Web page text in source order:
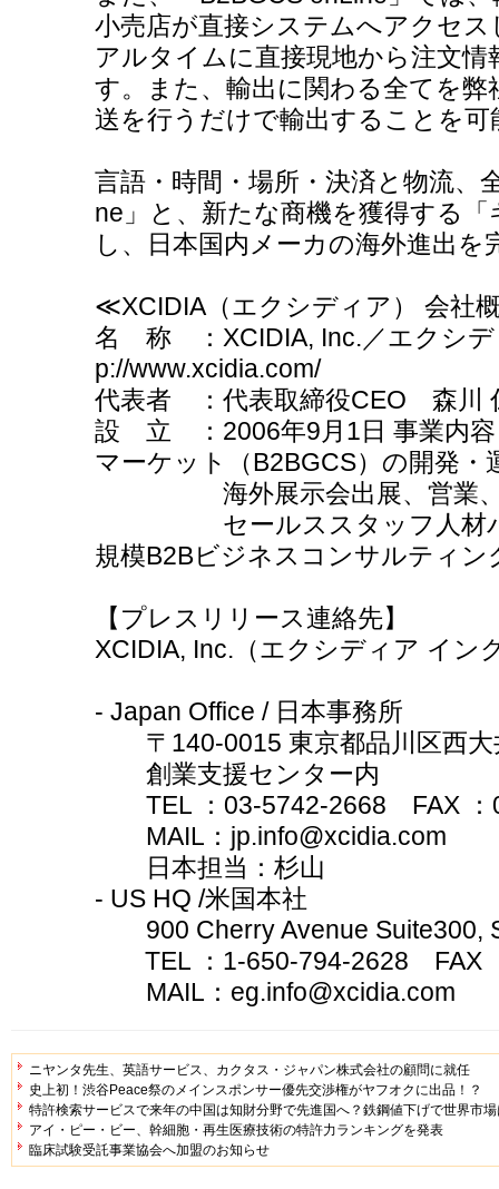
小売店が直接システムへアクセ
アルタイムに直接現地から注文
す。また、輸出に関わる全てを
送を行うだけで輸出することを可
言語・時間・場所・決済と物流、
ne」と、新たな商機を獲得する
し、日本国内メーカの海外進出
≪XCIDIA（エクシディア） 会社
名 称 ：XCIDIA, Inc.／エクシ
p://www.xcidia.com/
代表者 ：代表取締役CEO 森川
設 立 ：2006年9月1日 事業内容
マーケット（B2BGCS）の開発・
海外展示会出展、営業、受
セールススタッフ人
規模B2Bビジネスコンサルティン
【プレスリリース連絡先】
XCIDIA, Inc.（エクシディア イン
- Japan Office / 日本事務所
〒140-0015 東京都品川区西大
創業支援センター内
TEL ：03-5742-2668 FAX ：
MAIL：jp.info@xcidia.com
日本担当：杉山
- US HQ /米国本社
900 Cherry Avenue Suite300,
TEL ：1-650-794-2628 FAX
MAIL：eg.info@xcidia.com
ニヤンタ先生、英語サービス、カクタス・ジャパン株式会社の顧問に就任
史上初！渋谷Peace祭のメインスポンサー優先交渉権がヤフオクに出品！？
特許検索サービスで来年の中国は知財分野で先進国へ？鉄鋼値下げで世界市
アイ・ピー・ビー、幹細胞・再生医療技術の特許力ランキングを発表
臨床試験受託事業協会へ加盟のお知らせ